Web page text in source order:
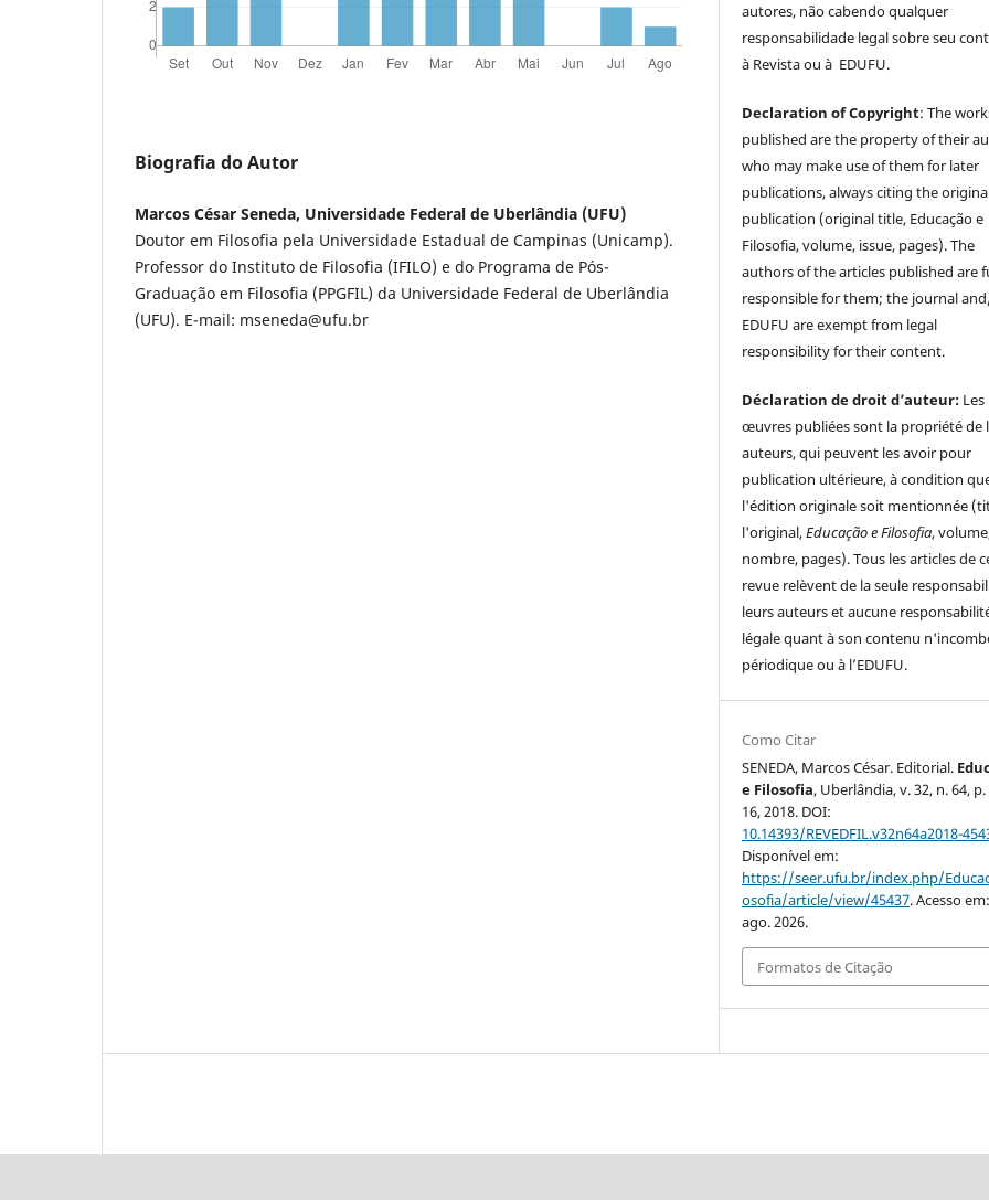
Biografia do Autor
Marcos César Seneda, Universidade Federal de Uberlândia (UFU)
Doutor em Filosofia pela Universidade Estadual de Campinas (Unicamp).
Professor do Instituto de Filosofia (IFILO) e do Programa de Pós-
Graduação em Filosofia (PPGFIL) da Universidade Federal de Uberlândia
(UFU). E-mail: mseneda@ufu.br
autores, não cabendo qualquer
responsabilidade legal sobre seu
à Revista ou à EDUFU.
Declaration of Copyright: The
published are the property of their
who may make use of them for later
publications, always citing the
publication (original title, Educação e
Filosofia, volume, issue, pages). The
authors of the articles published are
responsible for them; the journal
EDUFU are exempt from legal
responsibility for their content.
Déclaration de droit d’auteur: Les
œuvres publiées sont la propriété de
auteurs, qui peuvent les avoir pour
publication ultérieure, à condition
l'édition originale soit mentionnée
l'original,Educação e Filosofia,
nombre, pages). Tous les articles de
revue relèvent de la seule
leurs auteurs et aucune
légale quant à son contenu
périodique ou à l’EDUFU.
Como Citar
SENEDA, Marcos César. Editorial.
e Filosofia, Uberlândia, v. 32, n. 64, p.
16, 2018. DOI:
10.14393/REVEDFIL.v32n64a2018-
Disponível em:
https://seer.ufu.br/index.php/
osofia/article/view/45437. Acesso
ago. 2026.
Formatos de Citação